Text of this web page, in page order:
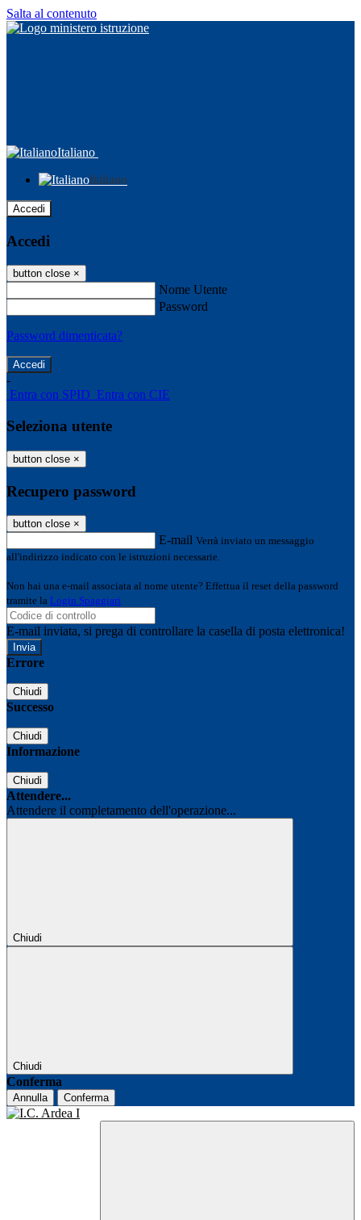
Salta al contenuto
Italiano
Italiano
Accedi
Accedi
button close ×
Nome Utente
Password
Password dimenticata?
-
Entra con SPID Entra con CIE
Seleziona utente
button close ×
Recupero password
button close ×
E-mail Verrà inviato un messaggio
all'indirizzo indicato con le istruzioni necessarie.
Non hai una e-mail associata al nome utente? Effettua il reset della password
tramite la Login Spaggiari
E-mail inviata, si prega di controllare la casella di posta elettronica!
Errore
Chiudi
Successo
Chiudi
Informazione
Chiudi
Attendere...
Attendere il completamento dell'operazione...
Chiudi
Chiudi
Conferma
Annulla Conferma